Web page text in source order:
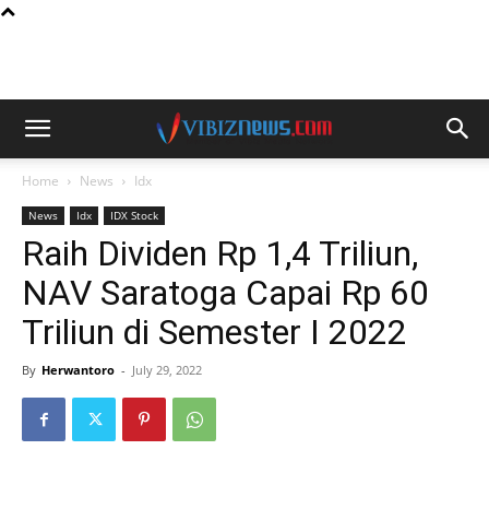
Home News Idx
News Idx IDX Stock
Raih Dividen Rp 1,4 Triliun,
NAV Saratoga Capai Rp 60
Triliun di Semester I 2022
By Herwantoro - July 29, 2022